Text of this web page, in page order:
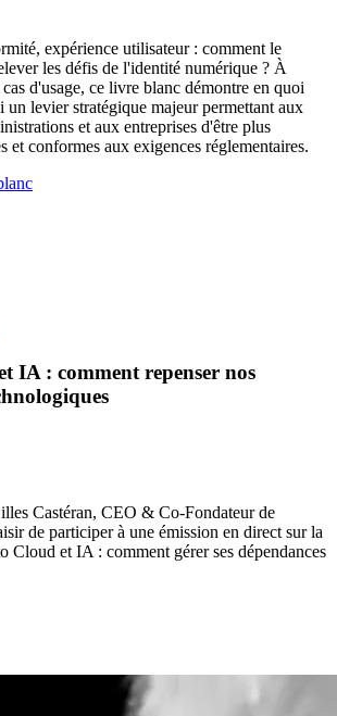
expérience utilisateur : comment le
les défis de l'identité numérique ? À
d'usage, ce livre blanc démontre en quoi
levier stratégique majeur permettant aux
et aux entreprises d'être plus
et conformes aux exigences réglementaires.
IA : comment repenser nos
Castéran, CEO & Co-Fondateur de
de participer à une émission en direct sur la
Cloud et IA : comment gérer ses dépendances